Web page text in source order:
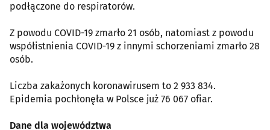
podłączone do respiratorów.
Z powodu COVID-19 zmarło 21 osób, natomiast z powodu
współistnienia COVID-19 z innymi schorzeniami zmarło 28
osób.
Liczba zakażonych koronawirusem to 2 933 834.
Epidemia pochłonęła w Polsce już 76 067 ofiar.
Dane dla województwa